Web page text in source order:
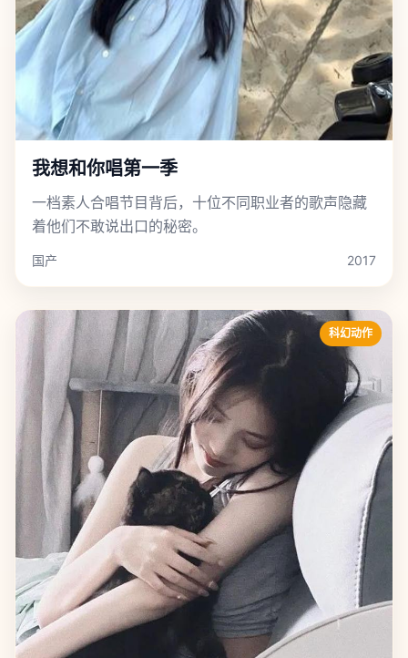
我想和你唱第一季
一档素人合唱节目背后，十位不同职业者的歌声隐藏
着他们不敢说出口的秘密。
国产 2017
科幻动作